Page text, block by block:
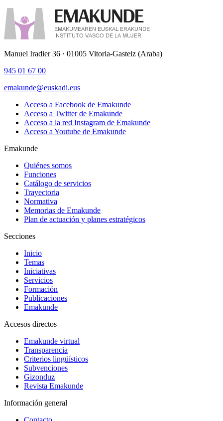
Manuel Iradier 36 · 01005 Vitoria-Gasteiz (Araba)
945 01 67 00
emakunde@euskadi.eus
Acceso a Facebook de Emakunde
Acceso a Twitter de Emakunde
Acceso a la red Instagram de Emakunde
Acceso a Youtube de Emakunde
Emakunde
Quiénes somos
Funciones
Catálogo de servicios
Trayectoria
Normativa
Memorias de Emakunde
Plan de actuación y planes estratégicos
Secciones
Inicio
Temas
Iniciativas
Servicios
Formación
Publicaciones
Emakunde
Accesos directos
Emakunde virtual
Transparencia
Criterios lingüísticos
Subvenciones
Gizonduz
Revista Emakunde
Información general